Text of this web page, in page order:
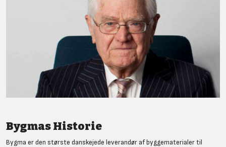
Bygmas Historie
Bygma er den største danskejede leverandør af byggematerialer til